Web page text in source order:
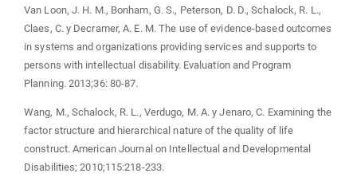
Van Loon, J. H. M., Bonham, G. S., Peterson, D. D., Schalock, R. L.,
Claes, C. y Decramer, A. E. M. The use of evidence-based outcomes
in systems and organizations providing services and supports to
persons with intellectual disability. Evaluation and Program
Planning. 2013;36: 80-87.
Wang, M., Schalock, R. L., Verdugo, M. A. y Jenaro, C. Examining the
factor structure and hierarchical nature of the quality of life
construct. American Journal on Intellectual and Developmental
Disabilities; 2010;115:218-233.